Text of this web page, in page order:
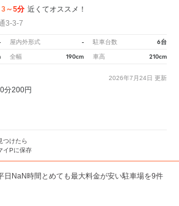
3～5分 近くてオススメ！
3-3-7
屋内外形式 - 駐車台数 6台
全幅 190cm 車高 210cm
2026年7月24日 更新
分200円
つけたら
イPに保存
日NaN時間とめても最大料金が安い駐車場を9件